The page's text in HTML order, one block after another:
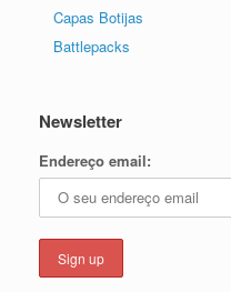
Capas Botijas
Battlepacks
Newsletter
Endereço email: